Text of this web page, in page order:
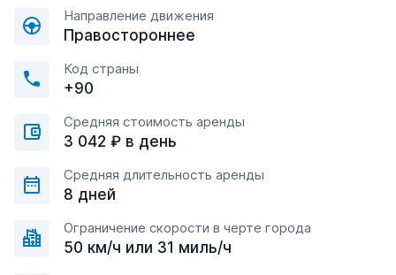
Направление движения
Правостороннее
Код страны
+90
Средняя стоимость аренды
3 042 ₽ в день
Средняя длительность аренды
8 дней
Ограничение скорости в черте города
50 км/ч или 31 миль/ч